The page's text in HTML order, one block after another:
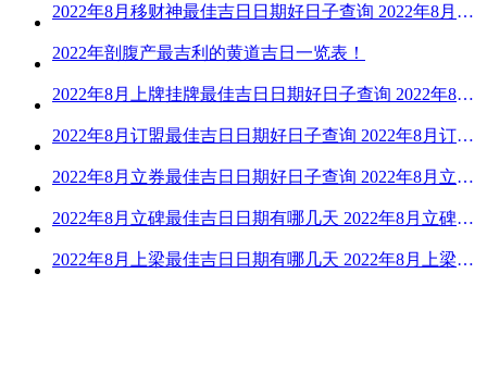
2022年8月移财神最佳吉日日期好日子查询 2022年8月移财神吉日一览
2022年剖腹产最吉利的黄道吉日一览表！
2022年8月上牌挂牌最佳吉日日期好日子查询 2022年8月上牌吉日精选
2022年8月订盟最佳吉日日期好日子查询 2022年8月订盟黄道吉日一览
2022年8月立券最佳吉日日期好日子查询 2022年8月立券的黄道吉日一览
2022年8月立碑最佳吉日日期有哪几天 2022年8月立碑吉日查询
2022年8月上梁最佳吉日日期有哪几天 2022年8月上梁的黄道吉日